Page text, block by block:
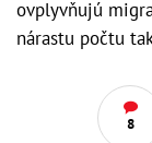
ovplyvňujú
nárastu počtu
8